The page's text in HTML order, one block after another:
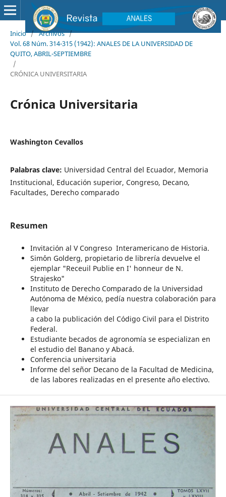
Inicio / Archivos /
Vol. 68 Núm. 314-315 (1942): ANALES DE LA UNIVERSIDAD DE
QUITO, ABRIL-SEPTIEMBRE
/
CRÓNICA UNIVERSITARIA
Crónica Universitaria
Washington Cevallos
Palabras clave: Universidad Central del Ecuador, Memoria
Institucional, Educación superior, Congreso, Decano,
Facultades, Derecho comparado
Resumen
Invitación al V Congreso Interamericano de Historia.
Sim´´on Golderg, propietario de librería devuelve el
ejemplar "Receuil Publie en I' honneur de N.
Strajesko"
Instituto de Derecho Comparado de la Universidad
Autónoma de México, pedía nuestra colaboración para
llevar
a cabo la publicación del Código Civil para el Distrito
Federal.
Estudiante becados de agronomía se especializan en
el estudio del Banano y Abacá.
Conferencia universitaria
Informe del señor Decano de la Facultad de Medicina,
de las labores realizadas en el presente año electivo.